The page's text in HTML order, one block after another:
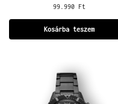
99.990 Ft
Kosárba teszem